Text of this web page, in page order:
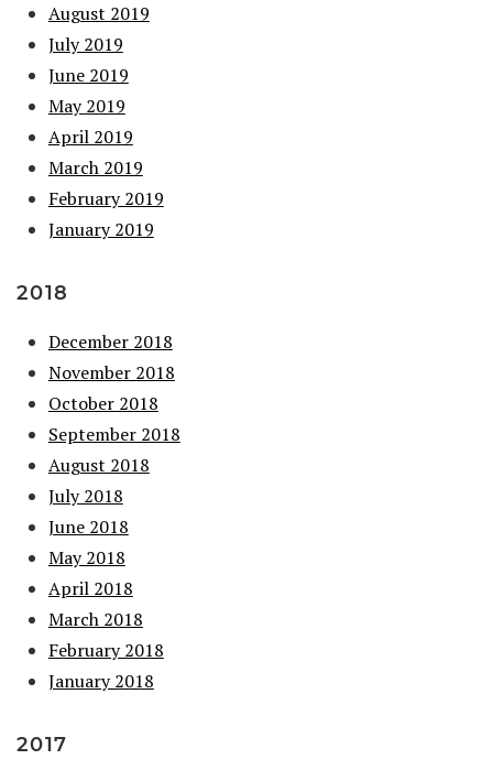
August 2019
July 2019
June 2019
May 2019
April 2019
March 2019
February 2019
January 2019
2018
December 2018
November 2018
October 2018
September 2018
August 2018
July 2018
June 2018
May 2018
April 2018
March 2018
February 2018
January 2018
2017